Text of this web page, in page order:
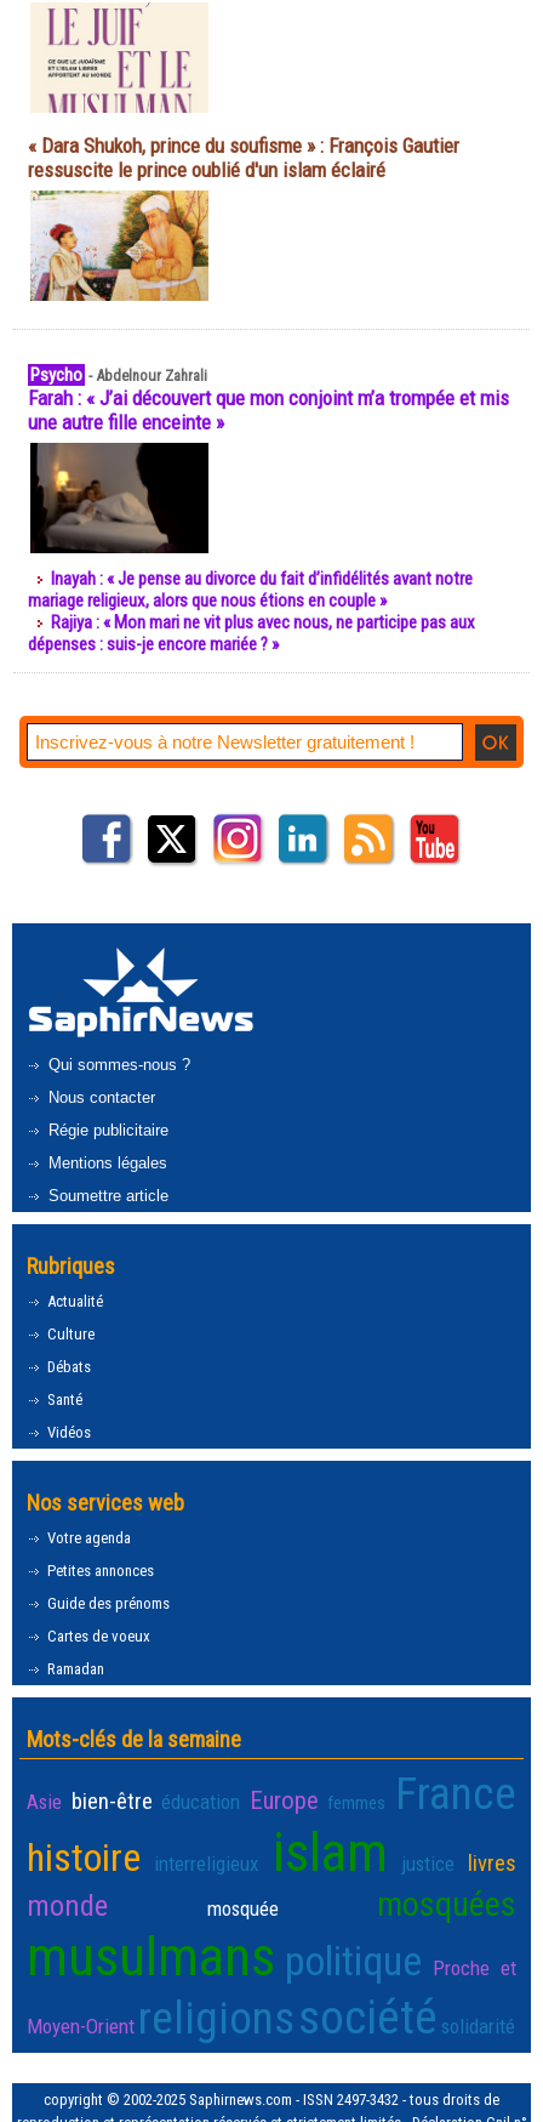
« Dara Shukoh, prince du soufisme » : François Gautier
ressuscite le prince oublié d'un islam éclairé
Psycho -Abdelnour Zahrali
Farah : « J’ai découvert que mon conjoint m’a trompée et mis
une autre fille enceinte »
Inayah : « Je pense au divorce du fait d’infidélités avant notre
mariage religieux, alors que nous étions en couple »
Rajiya : « Mon mari ne vit plus avec nous, ne participe pas aux
dépenses : suis-je encore mariée ? »
Qui sommes-nous ?
Nous contacter
Régie publicitaire
Mentions légales
Soumettre article
Rubriques
Actualité
Culture
Débats
Santé
Vidéos
Nos services web
Votre agenda
Petites annonces
Guide des prénoms
Cartes de voeux
Ramadan
Mots-clés de la semaine
Asie bien-être éducation Europe femmes France
histoire interreligieux islam justice livres
monde mosquée mosquées
musulmans politique Proche et
Moyen-Orient religionssociété solidarité
copyright © 2002-2025 Saphirnews.com - ISSN 2497-3432 - tous droits de